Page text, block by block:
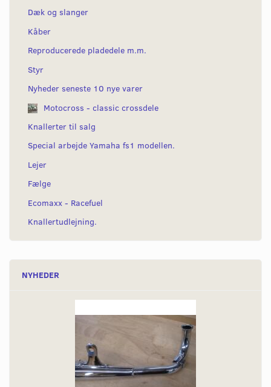
Dæk og slanger
Kåber
Reproducerede pladedele m.m.
Styr
Nyheder seneste 10 nye varer
Motocross - classic crossdele
Knallerter til salg
Special arbejde Yamaha fs1 modellen.
Lejer
Fælge
Ecomaxx - Racefuel
Knallertudlejning.
NYHEDER